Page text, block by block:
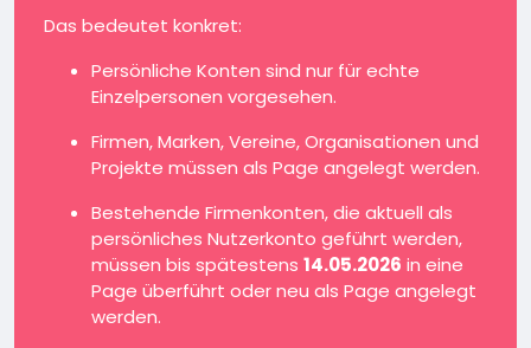
Das bedeutet konkret:
Persönliche Konten sind nur für echte
Einzelpersonen vorgesehen.
Firmen, Marken, Vereine, Organisationen und
Projekte müssen als Page angelegt werden.
Bestehende Firmenkonten, die aktuell als
persönliches Nutzerkonto geführt werden,
müssen bis spätestens 14.05.2026 in eine
Page überführt oder neu als Page angelegt
werden.